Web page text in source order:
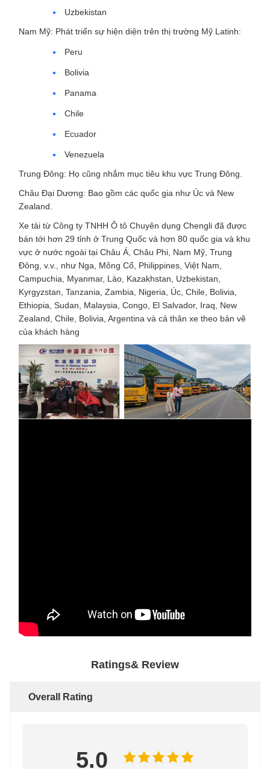
Uzbekistan
Nam Mỹ: Phát triển sự hiện diện trên thị trường Mỹ Latinh:
Peru
Bolivia
Panama
Chile
Ecuador
Venezuela
Trung Đông: Họ cũng nhắm mục tiêu khu vực Trung Đông.
Châu Đại Dương: Bao gồm các quốc gia như Úc và New
Zealand.
Xe tải từ Công ty TNHH Ô tô Chuyên dụng Chengli đã được
bán tới hơn 29 tỉnh ở Trung Quốc và hơn 80 quốc gia và khu
vực ở nước ngoài tại Châu Á, Châu Phi, Nam Mỹ, Trung
Đông, v.v., như Nga, Mông Cổ, Philippines, Việt Nam,
Campuchia, Myanmar, Lào, Kazakhstan, Uzbekistan,
Kyrgyzstan, Tanzania, Zambia, Nigeria, Úc, Chile, Bolivia,
Ethiopia, Sudan, Malaysia, Congo, El Salvador, Iraq, New
Zealand, Chile, Bolivia, Argentina và cả thân xe theo bản vẽ
của khách hàng
Ratings& Review
Overall Rating
5.0